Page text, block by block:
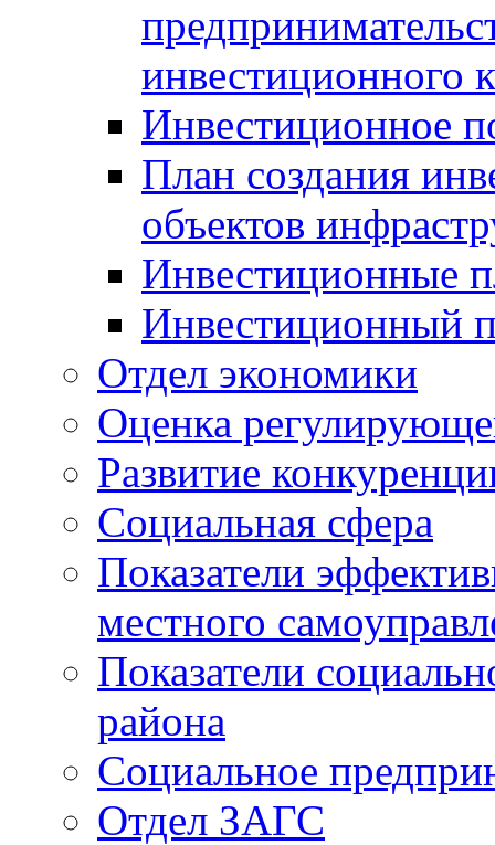
инвестиционного
Инвестиционное
План создания
объектов
Инвестиционные
Инвестиционный
Отдел экономики
Оценка
Развитие
Социальная сфера
Показатели
местного
Показатели
района
Социальное
Отдел ЗАГС